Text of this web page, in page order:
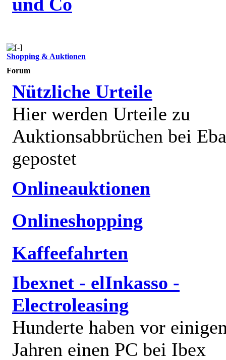
Shopping & Auktionen
Forum
Nützliche Urteile
Hier werden Urteile zu
Auktionsabbrüchen bei
gepostet
Onlineauktionen
Onlineshopping
Kaffeefahrten
Ibexnet - elInkasso -
Electroleasing
Hunderte haben vor
Jahren einen PC bei Ibex